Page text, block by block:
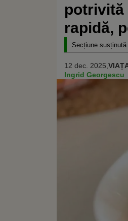
potrivită
rapidă,
Secțiune susținută
12 dec. 2025,
Ingrid Georgescu